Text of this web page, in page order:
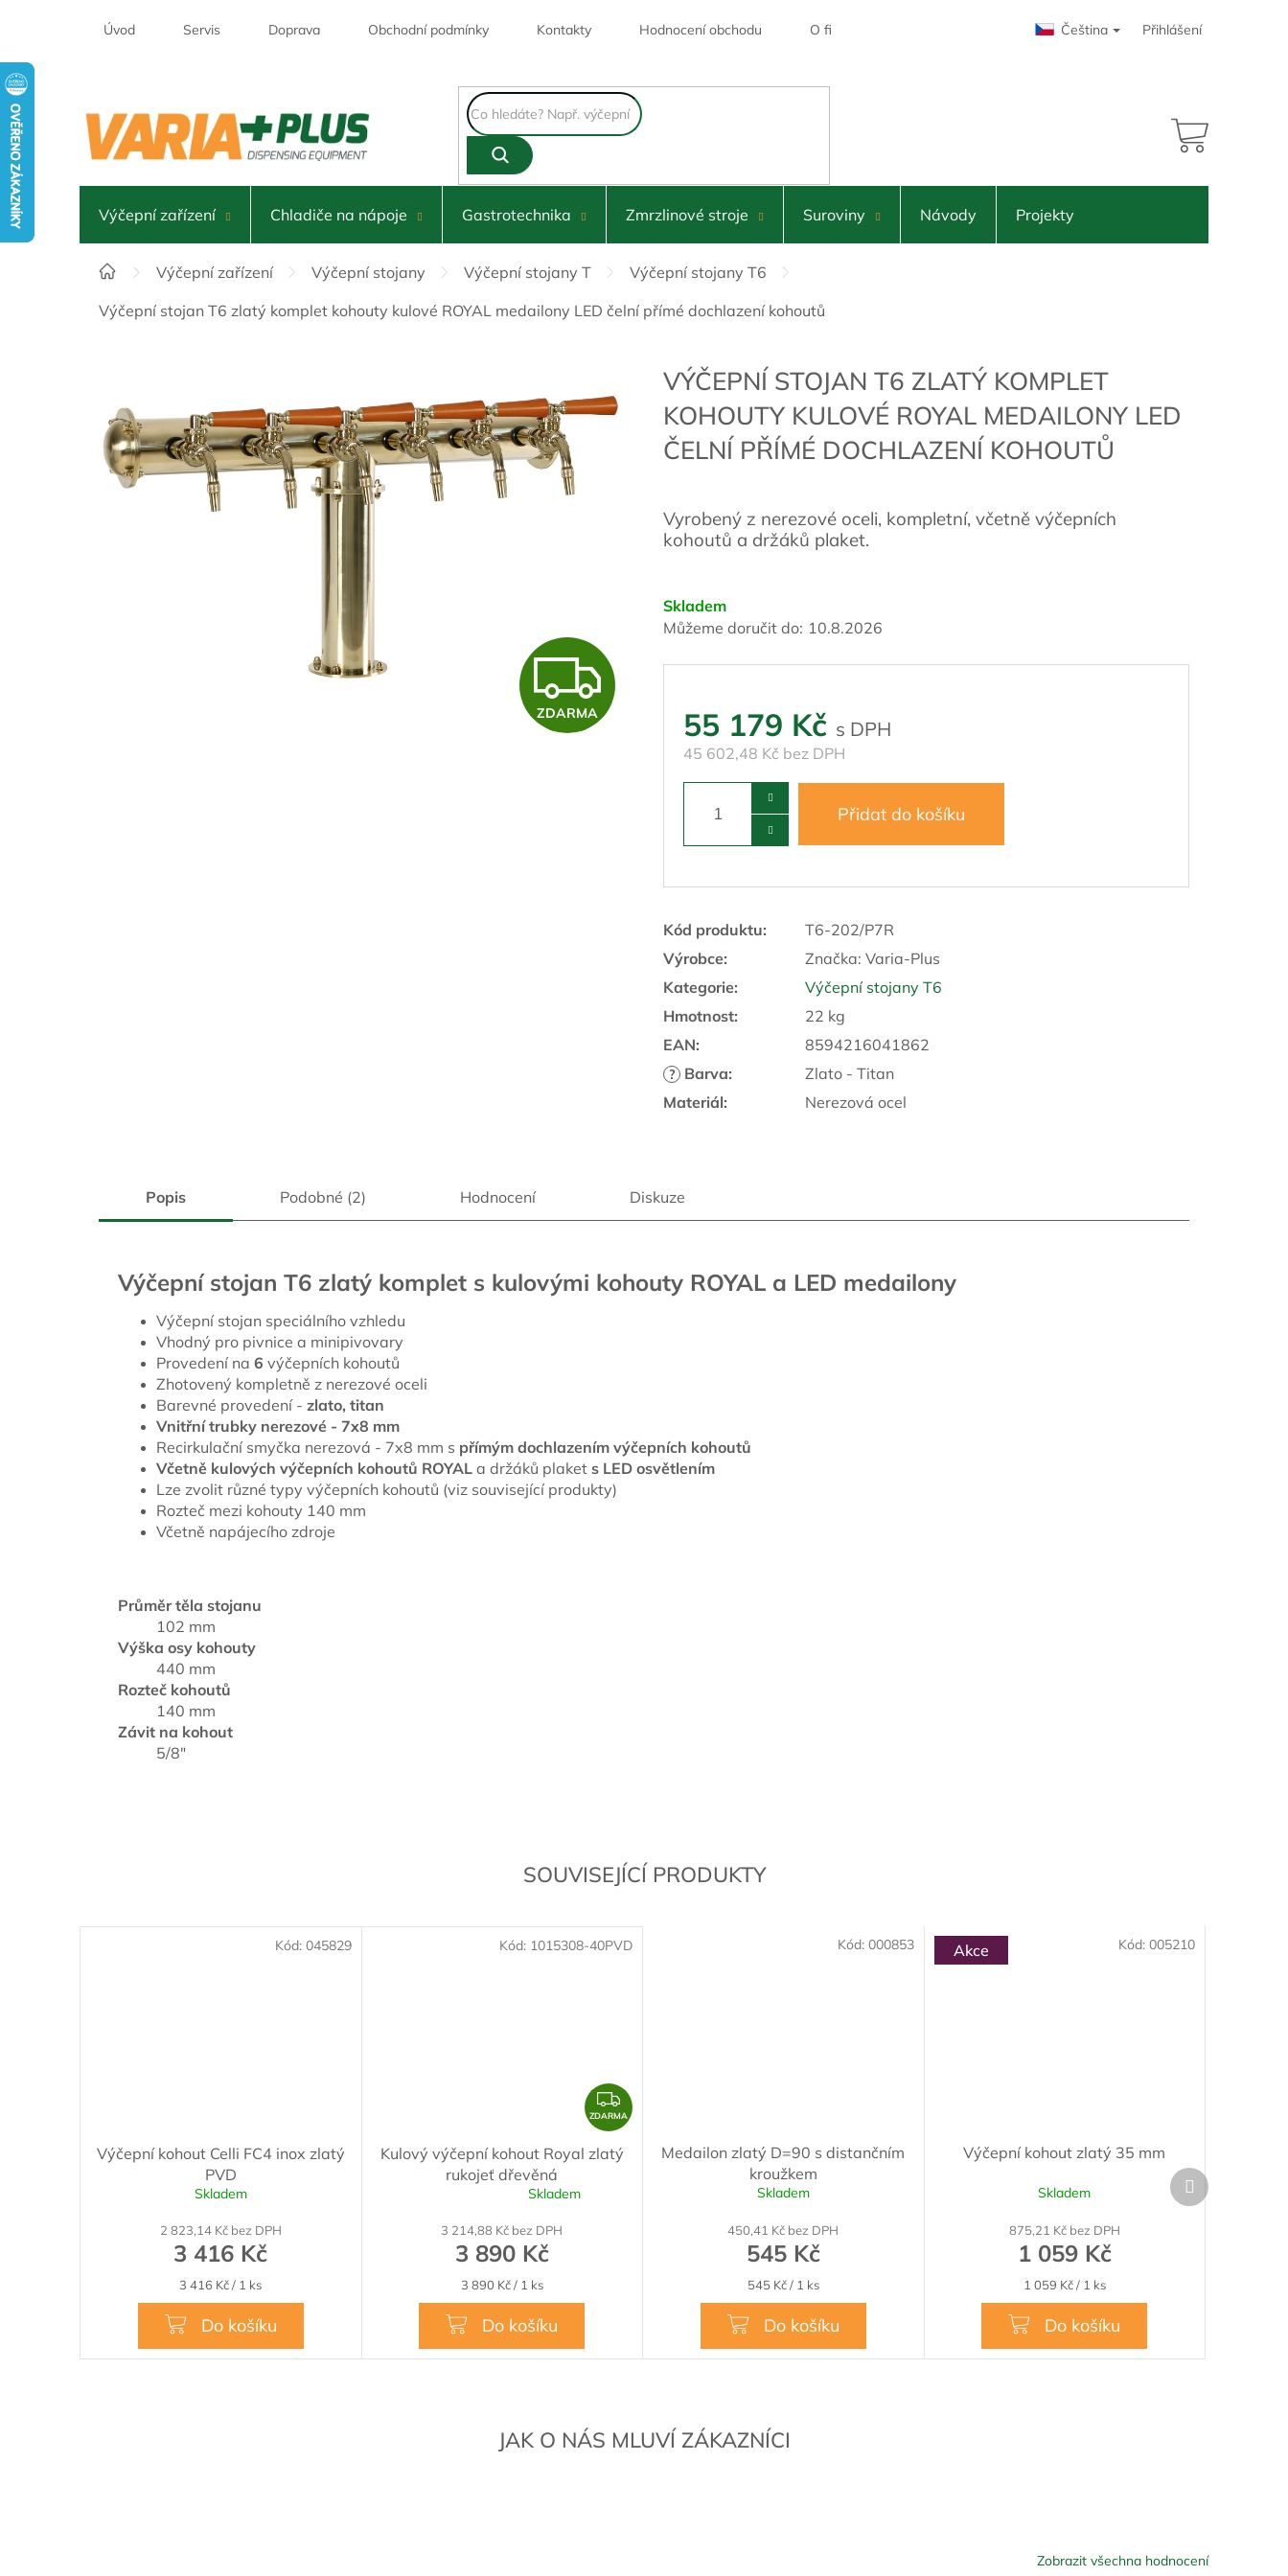
Úvod Servis Doprava Obchodní podmínky Kontakty Hodnocení obchodu O firmě Čeština Přihlášení
NÁKUPNÍ
Výčepní zařízení Chladiče na nápoje Gastrotechnika Zmrzlinové stroje Suroviny Návody Projekty
DomůVýčepní zařízení Výčepní stojany Výčepní stojany T
Výčepní stojany T6
Výčepní stojan T6 zlatý komplet kohouty kulové ROYAL medailony LED čelní přímé dochlazení kohoutů
Z
D
ZDARMA
VÝČEPNÍ STOJAN T6 ZLATÝ KOMPLET
KOHOUTY KULOVÉ ROYAL MEDAILONY LED
ČELNÍ PŘÍMÉ DOCHLAZENÍ KOHOUTŮ
Skladem
Můžeme doručit do: 10.8.2026
55 179 Kč
45 602,48 Kč bez DPH
Přidat do košíku
Vyrobený z nerezové oceli, kompletní, včetně výčepních
kohoutů a držáků plaket.
Kód produktu:
T6-202/P7R
Výrobce:
Značka: Varia-Plus
Kategorie:
Výčepní stojany T6
Hmotnost:
22 kg
EAN: 8594216041862
? Barva:
Zlato - Titan
Materiál: Nerezová ocel
JAK O NÁS MLUVÍ ZÁKAZNÍCI
Zobrazit všechna hodnocení
SOUVISEJÍCÍ PRODUKTY
Výčepní kohout Celli FC4 inox zlatý
PVD
Skladem
2 823,14 Kč bez DPH
3 416 Kč
Měrná
cena:
3 416 Kč / 1 ks
Do košíku
Kód: 045829
Z
D
A
R
ZDARMA
Kulový výčepní kohout Royal zlatý
rukojeť dřevěná
Skladem
3 214,88 Kč bez DPH
3 890 Kč
Měrná
cena:
3 890 Kč / 1 ks
Do košíku
Kód: 1015308-40PVD
Medailon zlatý D=90 s distančním
kroužkem
Skladem
450,41 Kč bez DPH
545 Kč
Měrná
cena:
545 Kč / 1 ks
Do košíku
Kód: 000853 Akce
Výčepní kohout zlatý 35 mm
Skladem
875,21 Kč bez DPH
1 059 Kč
Měrná
cena:
1 059 Kč / 1 ks
Do košíku
Kód: 005210
Další
produkt
Popis Podobné (2) Hodnocení Diskuze
Výčepní stojan T6 zlatý komplet s kulovými kohouty ROYAL a LED medailony
Výčepní stojan speciálního vzhledu
Vhodný pro pivnice a minipivovary
Provedení na 6 výčepních kohoutů
Zhotovený kompletně z nerezové oceli
Barevné provedení - zlato, titan
Vnitřní trubky nerezové - 7x8 mm
Recirkulační smyčka nerezová - 7x8 mm s přímým dochlazením výčepních kohoutů
Včetně kulových výčepních kohoutů ROYAL a držáků plaket s LED osvětlením
Lze zvolit různé typy výčepních kohoutů (viz související produkty)
Rozteč mezi kohouty 140 mm
Včetně napájecího zdroje
Průměr těla stojanu
102 mm
Výška osy kohouty
440 mm
Rozteč kohoutů
140 mm
Závit na kohout
5/8"